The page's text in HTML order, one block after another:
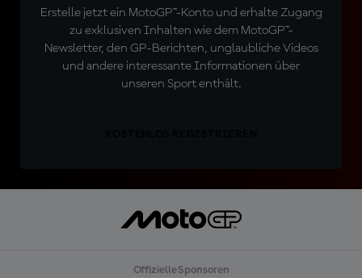
Erstelle jetzt ein MotoGP™-Konto und erhalte Zugang
zu exklusiven Inhalten wie dem MotoGP™-
Newsletter, den GP-Berichten, unglaubliche Videos
und andere interessante Informationen über
unseren Sport enthält.
Offizielle Sponsoren